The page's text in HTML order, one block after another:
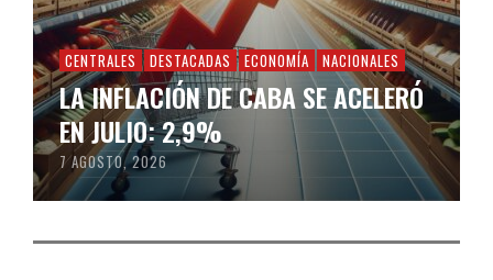
CENTRALES DESTACADAS ECONOMÍA NACIONALES
LA INFLACIÓN DE CABA SE ACELERÓ
EN JULIO: 2,9%
7 AGOSTO, 2026